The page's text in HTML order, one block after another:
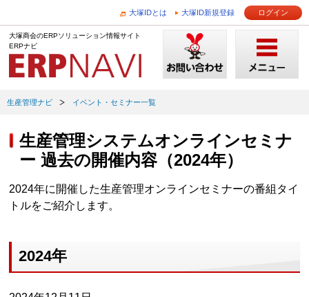
大塚IDとは 大塚ID新規登録 ログイン
大塚商会のERPソリューション情報サイト
ERPナビ
生産管理ナビ イベント・セミナー一覧
生産管理システムオンラインセミナ
ー 過去の開催内容（2024年）
2024年に開催した生産管理オンラインセミナーの番組タイ
トルをご紹介します。
2024年